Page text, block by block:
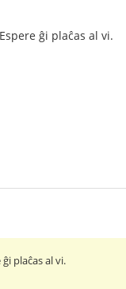
ĝi plaĉas al vi.
plaĉas al vi.